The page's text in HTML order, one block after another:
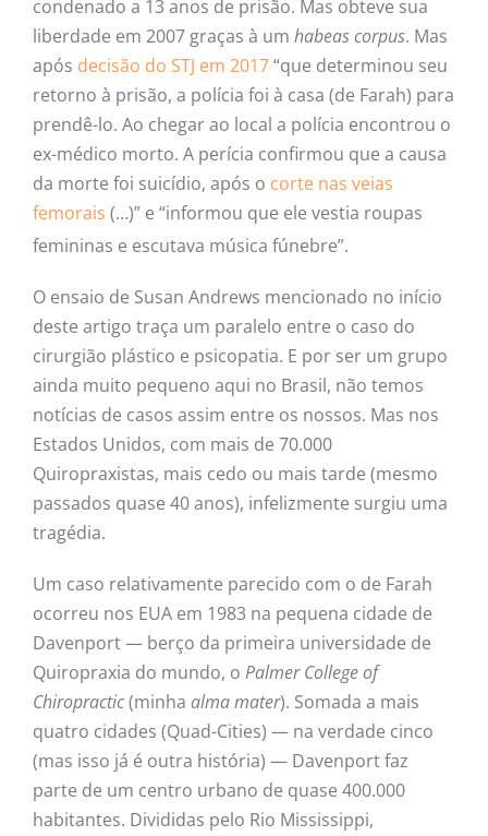
condenado a 13 anos de prisão. Mas obteve sua
liberdade em 2007 graças à um habeas corpus. Mas
após decisão do STJ em 2017“que determinou seu
retorno à prisão, a polícia foi à casa (de Farah) para
prendê-lo. Ao chegar ao local a polícia encontrou o
ex-médico morto. A perícia confirmou que a causa
da morte foi suicídio, após o corte nas veias
femorais (…)” e “informou que ele vestia roupas
femininas e escutava música fúnebre”.
O ensaio de Susan Andrews mencionado no início
deste artigo traça um paralelo entre o caso do
cirurgião plástico e psicopatia. E por ser um grupo
ainda muito pequeno aqui no Brasil, não temos
notícias de casos assim entre os nossos. Mas nos
Estados Unidos, com mais de 70.000
Quiropraxistas, mais cedo ou mais tarde (mesmo
passados quase 40 anos), infelizmente surgiu uma
tragédia.
Um caso relativamente parecido com o de Farah
ocorreu nos EUA em 1983 na pequena cidade de
Davenport — berço da primeira universidade de
Quiropraxia do mundo, o Palmer College of
Chiropractic(minha alma mater). Somada a mais
quatro cidades (Quad-Cities) — na verdade cinco
(mas isso já é outra história) — Davenport faz
parte de um centro urbano de quase 400.000
habitantes. Divididas pelo Rio Mississippi,